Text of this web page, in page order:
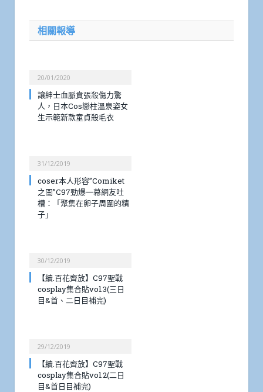
相關報導
20/01/2020
讓紳士血脈賁張殺傷力驚
人，日本Cos戀柱溫泉姿女
生示範新款童貞殺毛衣
31/12/2019
coser本人形容”Comiket
之闇”C97勁爆一幕網友吐
槽：「聚集在卵子周圍的精
子」
30/12/2019
【續.百花齊放】C97聖戰
cosplay集合貼vol.3(三日
目&首、二日目補完)
29/12/2019
【續.百花齊放】C97聖戰
cosplay集合貼vol.2(二日
目&首日目補完)